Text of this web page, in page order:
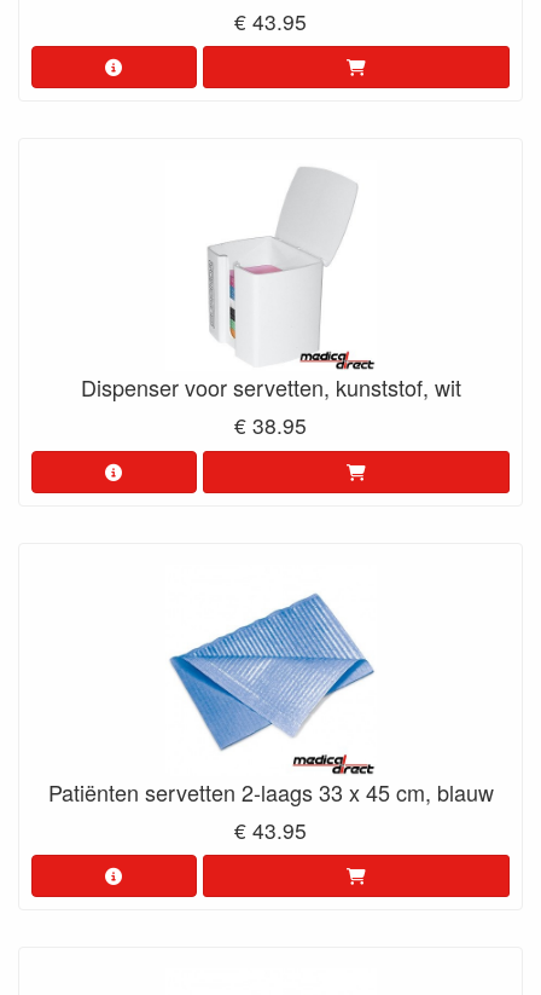
€ 43.95
Dispenser voor servetten, kunststof, wit
€ 38.95
Patiënten servetten 2-laags 33 x 45 cm, blauw
€ 43.95